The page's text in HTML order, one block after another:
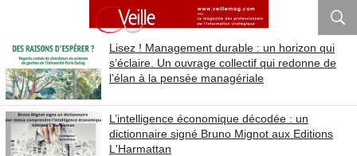
Lisez ! Management durable : un horizon qui
s’éclaire. Un ouvrage collectif qui redonne de
l’élan à la pensée managériale
L’intelligence économique décodée : un
dictionnaire signé Bruno Mignot aux Editions
L'Harmattan